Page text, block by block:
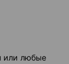
или любые